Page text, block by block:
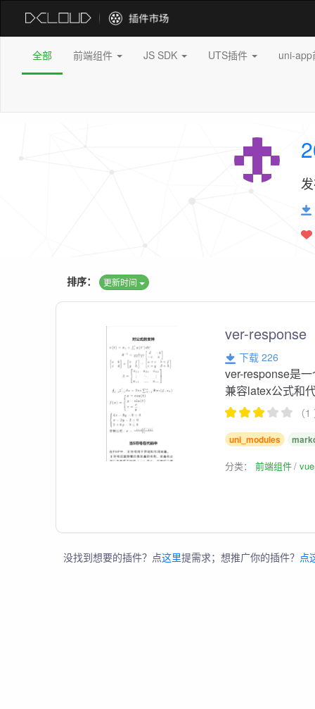
全部 前端组件 JS SDK UTS插件 uni-
排序： 更新时间
ver-response
下载 226
ver-response是
兼容latex公式和
（
uni_modules
分类：前端组件
没找到想要的插件？点这里提需求；想推广你的插件？ 点